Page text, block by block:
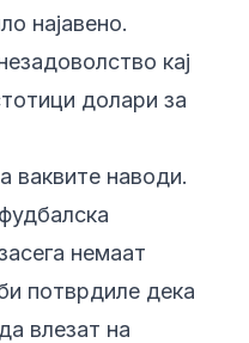
најавено.
кај
долари за
ваквите наводи.
немаат
потврдиле дека
влезат на